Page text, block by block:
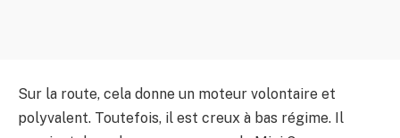
Sur la route, cela donne un moteur volontaire et
polyvalent. Toutefois, il est creux à bas régime. Il